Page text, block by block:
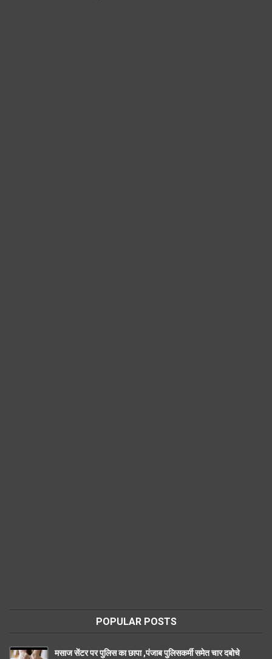
POPULAR POSTS
मसाज सेंटर पर पुलिस का छापा ,पंजाब पुलिसकर्मी समेत चार दबोचे